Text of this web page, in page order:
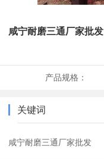
咸宁耐磨三通厂家批发
产品规格：
关键词
咸宁耐磨三通厂家批发